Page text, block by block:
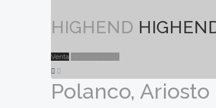
HIGHEND
Venta
Polanco,